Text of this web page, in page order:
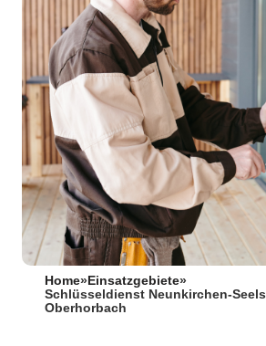
Home» Einsatzgebiete»
Schlüsseldienst Neunkirchen-
Oberhorbach